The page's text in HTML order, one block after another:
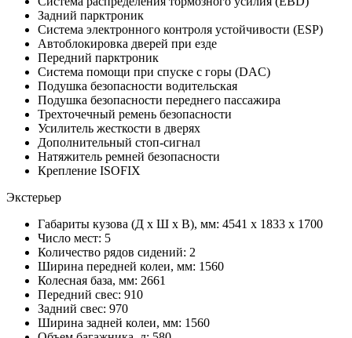
Задний парктроник
Система электронного контроля устойчивости (ESP)
Автоблокировка дверей при езде
Передний парктроник
Система помощи при спуске с горы (DAC)
Подушка безопасности водительская
Подушка безопасности переднего пассажира
Трехточечный ремень безопасности
Усилитель жесткости в дверях
Дополнительный стоп-сигнал
Натяжитель ремней безопасности
Крепление ISOFIX
Экстерьер
Габариты кузова (Д x Ш x В), мм: 4541 x 1833 x 1700
Число мест: 5
Количество рядов сидений: 2
Ширина передней колеи, мм: 1560
Колесная база, мм: 2661
Передний свес: 910
Задний свес: 970
Ширина задней колеи, мм: 1560